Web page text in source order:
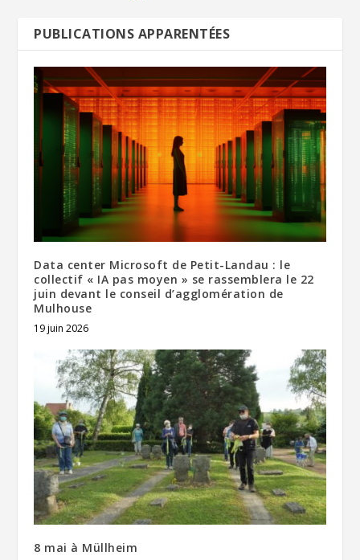
PUBLICATIONS APPARENTÉES
Data center Microsoft de Petit-Landau : le
collectif « IA pas moyen » se rassemblera le 22
juin devant le conseil d’agglomération de
Mulhouse
19 juin 2026
8 mai à Müllheim